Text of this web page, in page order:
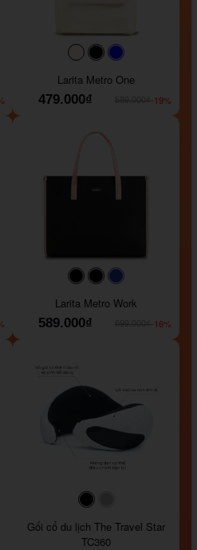
#faf0e6#000000
Larita Metro One
479.000₫
-19%
#000000#000000
Larita Metro Work
589.000₫
-16%
Gối cổ du lịch The Travel Star
TC360